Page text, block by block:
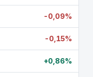
-0,09%
-0,15%
+0,86%